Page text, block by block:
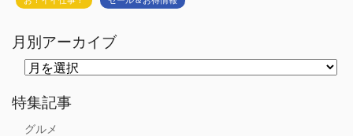
月別アーカイブ
ー
カ
特集記事
グルメ